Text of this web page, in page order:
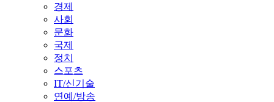
경제
사회
문화
국제
정치
스포츠
IT/신기술
연예/방송